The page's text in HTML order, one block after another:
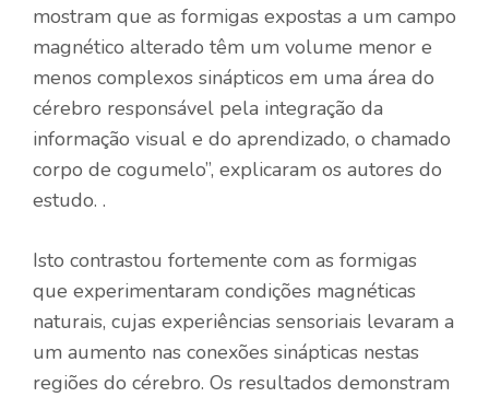
mostram que as formigas expostas a um campo
magnético alterado têm um volume menor e
menos complexos sinápticos em uma área do
cérebro responsável pela integração da
informação visual e do aprendizado, o chamado
corpo de cogumelo”, explicaram os autores do
estudo. .
Isto contrastou fortemente com as formigas
que experimentaram condições magnéticas
naturais, cujas experiências sensoriais levaram a
um aumento nas conexões sinápticas nestas
regiões do cérebro. Os resultados demonstram